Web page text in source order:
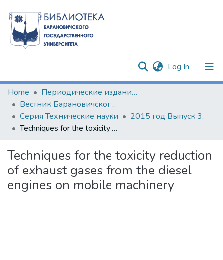
Log In (current)
Communities & Collections
All of DSpace
Statistics
Home
Периодические издания БарГУ
Вестник Барановичского государственного университета
Серия Технические науки
2015 год Выпуск 3.
Techniques for the toxicity reduction of exhaust gases from the diesel engines on mobile machinery
Techniques for the toxicity reduction
of exhaust gases from the diesel
engines on mobile machinery